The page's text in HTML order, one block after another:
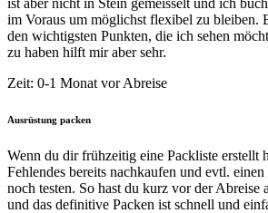
im Voraus um möglichst flexibel zu bleiben.
den wichtigsten Punkten, die ich sehen
zu haben hilft mir aber sehr.
Zeit: 0-1 Monat vor Abreise
Ausrüstung packen
Wenn du dir frühzeitig eine Packliste erstellt
Fehlendes bereits nachkaufen und evtl.
noch testen. So hast du kurz vor der Abreise
und das definitive Packen ist schnell und